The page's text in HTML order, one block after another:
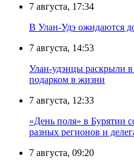
7 августа, 17:34
В Улан-Удэ ожидаются
7 августа, 14:53
Улан-удэнцы раскрыли
подарком в жизни
7 августа, 12:33
«День поля» в Бурятии
разных регионов и
7 августа, 09:20